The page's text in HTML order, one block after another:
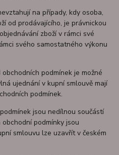
na případy, kdy osoba,
od prodávajícího, je právnickou
zboží v rámci své
svého samostatného výkonu
podmínek je možné
ujednání v kupní smlouvě mají
podmínek.
jsou nedílnou součástí
podmínky jsou
smlouvu lze uzavřít v českém